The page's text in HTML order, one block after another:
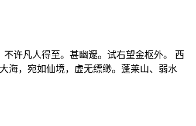
许凡人得至。甚幽邃。试右望金枢外。 西
海，宛如仙境，虚无缥缈。蓬莱山、弱水